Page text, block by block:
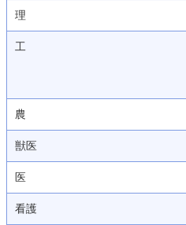
理
工
農
獣医
医
看護